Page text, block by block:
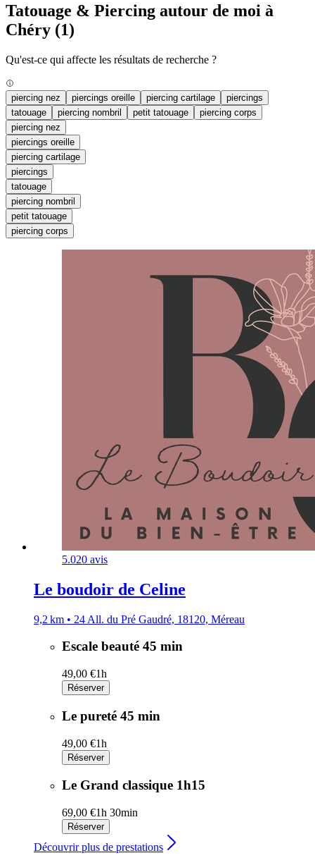
Tatouage & Piercing autour de moi à
Chéry (1)
Qu'est-ce qui affecte les résultats de recherche ?
piercing nez piercings oreille piercing cartilage
piercings
tatouage
piercing nombril petit tatouage
piercing corps
piercing nez
piercings oreille
piercing cartilage
piercings
tatouage
piercing nombril
petit tatouage
piercing corps
5.020 avis
Le boudoir de Celine
9,2 km • 24 All. du Pré Gaudré, 18120, Méreau
Escale beauté 45 min
49,00 €1h
Réserver
Le pureté 45 min
49,00 €1h
Réserver
Le Grand classique 1h15
69,00 €1h 30min
Réserver
Découvrir plus de prestations